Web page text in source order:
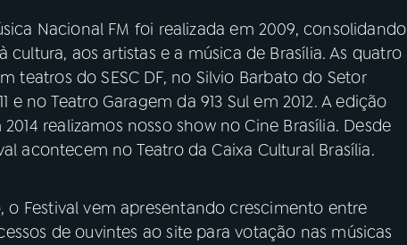
Nacional FM foi realizada em 2009, consolidando
aos artistas e a música de Brasília. As quatro
teatros do SESC DF, no Silvio Barbato do Setor
e no Teatro Garagem da 913 Sul em 2012. A edição
realizamos nosso show no Cine Brasília. Desde
acontecem no Teatro da Caixa Cultural Brasília.
Festival vem apresentando crescimento entre
de ouvintes ao site para votação nas músicas